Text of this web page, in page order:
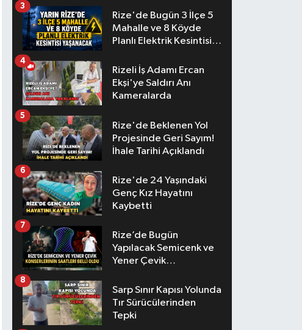
Rize'de Bugün 3 İlçe 5
Mahalle ve 8 Köyde
Planlı Elektrik Kesintisi
3
Rizeli İş Adamı Ercan
Ekşi'ye Saldırı Anı
Kameralarda
4
Rize'de Beklenen Yol
Projesinde Geri Sayım!
İhale Tarihi Açıklandı
5
Rize'de 24 Yaşındaki
Genç Kız Hayatını
Kaybetti
6
Rize’de Bugün
Yapılacak Semicenk ve
Yener Çevik
Belli Oldu
7
Sarp Sınır Kapısı Yolunda
Tır Sürücülerinden
Tepki
8